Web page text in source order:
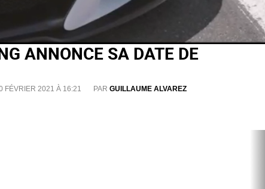
ANNONCE SA DATE DE
FÉVRIER 2021 À 16:21 PAR GUILLAUME ALVAREZ